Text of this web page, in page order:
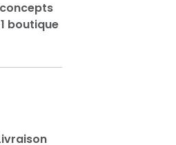
boutique